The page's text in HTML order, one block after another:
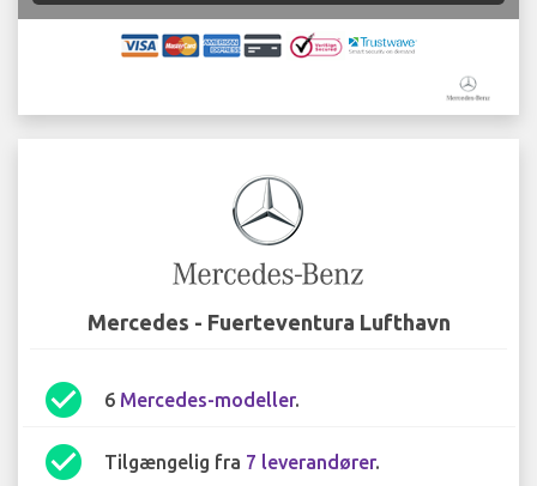
Mercedes - Fuerteventura Lufthavn
check_circle 6 Mercedes-modeller.
check_circle Tilgængelig fra 7 leverandører.